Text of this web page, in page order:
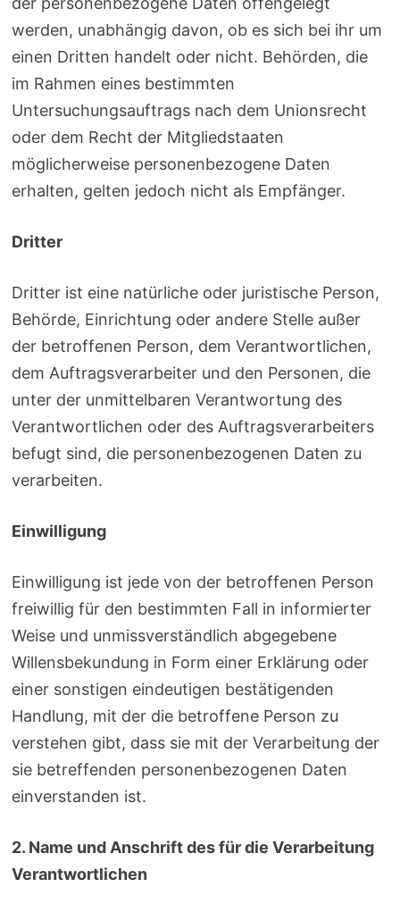
werden, unabhängig davon, ob es sich bei ihr um
einen Dritten handelt oder nicht. Behörden, die
im Rahmen eines bestimmten
Untersuchungsauftrags nach dem Unionsrecht
oder dem Recht der Mitgliedstaaten
möglicherweise personenbezogene Daten
erhalten, gelten jedoch nicht als Empfänger.
Dritter
Dritter ist eine natürliche oder juristische Person,
Behörde, Einrichtung oder andere Stelle außer
der betroffenen Person, dem Verantwortlichen,
dem Auftragsverarbeiter und den Personen, die
unter der unmittelbaren Verantwortung des
Verantwortlichen oder des Auftragsverarbeiters
befugt sind, die personenbezogenen Daten zu
verarbeiten.
Einwilligung
Einwilligung ist jede von der betroffenen Person
freiwillig für den bestimmten Fall in informierter
Weise und unmissverständlich abgegebene
Willensbekundung in Form einer Erklärung oder
einer sonstigen eindeutigen bestätigenden
Handlung, mit der die betroffene Person zu
verstehen gibt, dass sie mit der Verarbeitung der
sie betreffenden personenbezogenen Daten
einverstanden ist.
2. Name und Anschrift des für die Verarbeitung
Verantwortlichen